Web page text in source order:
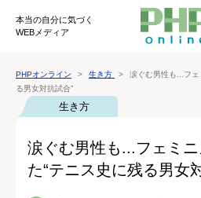
本当の自分に気づく
WEBメディア
PHPオンライン 生き方
涙ぐむ男性も...フェ
る男女対抗試合”
生き方
涙ぐむ男性も...フェミ
た“テニス史に残る男女